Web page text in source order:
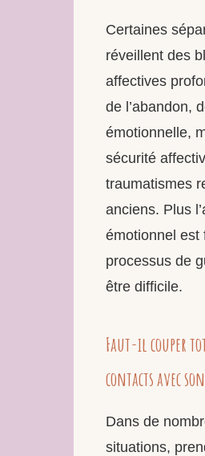
Certaines
réveillent des
affectives
de l’abandon,
émotionnelle,
sécurité
traumatismes
anciens. Plus
émotionnel est
processus de
être difficile.
Faut-il couper
contacts avec son
Dans de
situations,